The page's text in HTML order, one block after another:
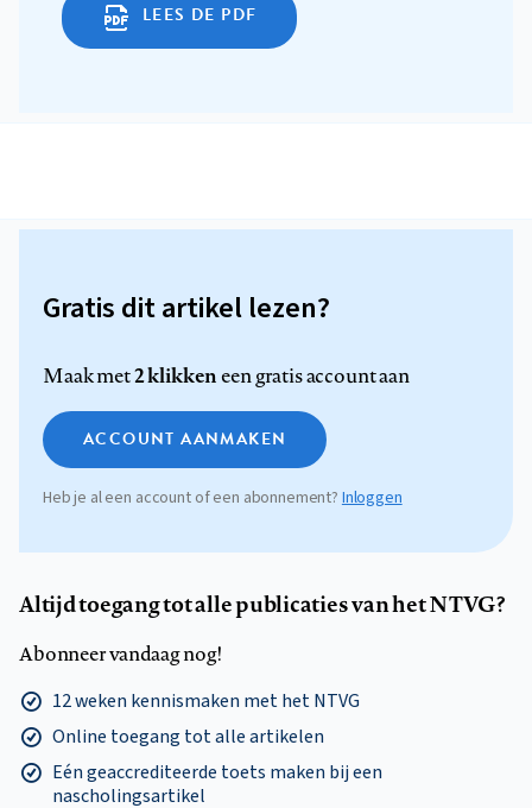
LEES DE PDF
Gratis dit artikel lezen?
Maak met2 klikkeneen gratis account aan
ACCOUNT AANMAKEN
Heb je al een account of een abonnement? Inloggen
Altijd toegang tot alle publicaties van het NTVG?
Abonneer vandaag nog!
12 weken kennismaken met het NTVG
Online toegang tot alle artikelen
Eén geaccrediteerde toets maken bij een
nascholingsartikel